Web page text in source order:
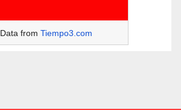
Data from Tiempo3.com